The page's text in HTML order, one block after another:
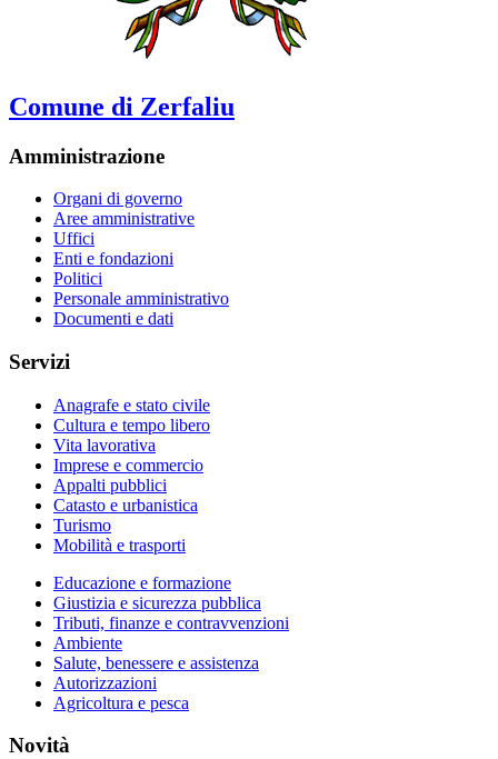
Comune di Zerfaliu
Amministrazione
Organi di governo
Aree amministrative
Uffici
Enti e fondazioni
Politici
Personale amministrativo
Documenti e dati
Servizi
Anagrafe e stato civile
Cultura e tempo libero
Vita lavorativa
Imprese e commercio
Appalti pubblici
Catasto e urbanistica
Turismo
Mobilità e trasporti
Educazione e formazione
Giustizia e sicurezza pubblica
Tributi, finanze e contravvenzioni
Ambiente
Salute, benessere e assistenza
Autorizzazioni
Agricoltura e pesca
Novità